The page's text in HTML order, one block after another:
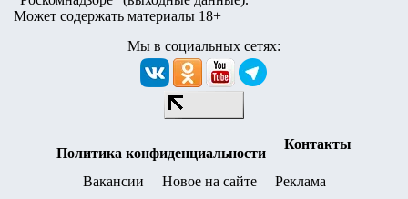
Может содержать материалы 18+
Мы в социальных сетях:
Политика конфиденциальности
Контакты
Вакансии Новое на сайте Реклама